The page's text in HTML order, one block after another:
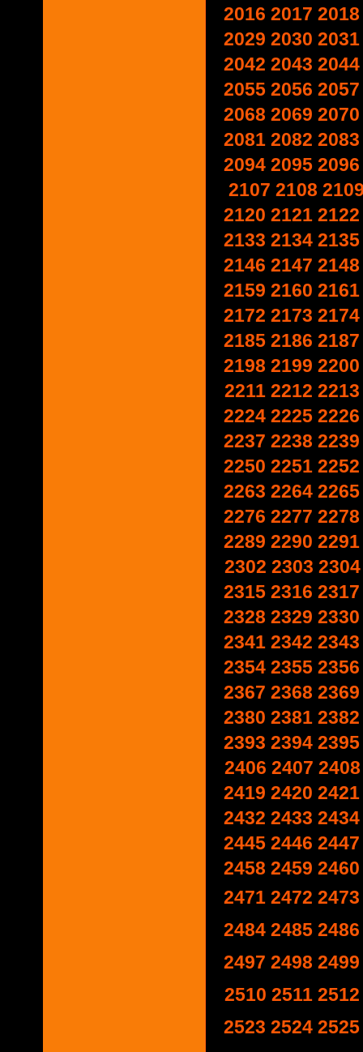
2016 2017 2018
2029 2030 2031
2042 2043 2044
2055 2056 2057
2068 2069 2070
2081 2082 2083
2094 2095 2096
2107 2108
2120 2121 2122
2133 2134 2135
2146 2147 2148
2159 2160 2161
2172 2173 2174
2185 2186 2187
2198 2199 2200
2211 2212 2213
2224 2225 2226
2237 2238 2239
2250 2251 2252
2263 2264 2265
2276 2277 2278
2289 2290 2291
2302 2303 2304
2315 2316 2317
2328 2329 2330
2341 2342 2343
2354 2355 2356
2367 2368 2369
2380 2381 2382
2393 2394 2395
2406 2407 2408
2419 2420 2421
2432 2433 2434
2445 2446 2447
2458 2459 2460
2471 2472 2473
2484 2485 2486
2497 2498 2499
2510 2511 2512
2523 2524 2525